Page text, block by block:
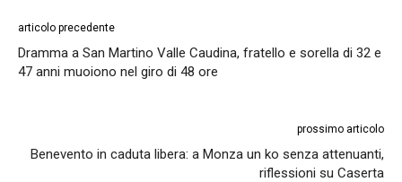
articolo precedente
Dramma a San Martino Valle Caudina, fratello e sorella di 32 e
47 anni muoiono nel giro di 48 ore
prossimo articolo
Benevento in caduta libera: a Monza un ko senza attenuanti,
riflessioni su Caserta